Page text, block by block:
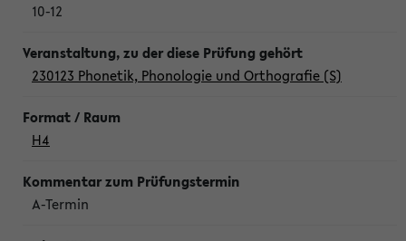
10-12
230123 Phonetik, Phonologie und Orthografie (S)
H4
A-Termin